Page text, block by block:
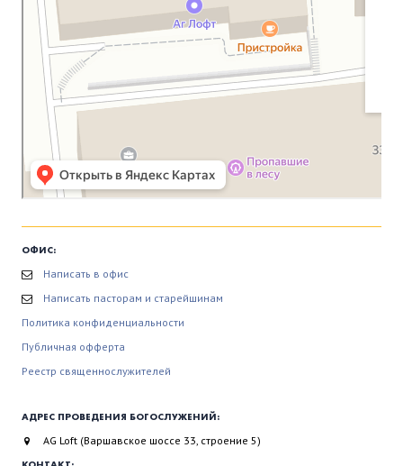
ОФИС:
Написать в офис
Написать пасторам и старейшинам
Политика конфиденциальности
Публичная офферта
Реестр священнослужителей
АДРЕС ПРОВЕДЕНИЯ БОГОСЛУЖЕНИЙ:
AG Loft (Варшавское шоссе 33, строение 5)